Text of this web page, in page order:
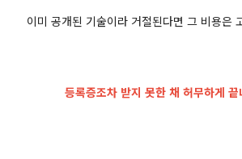
이미 공개된 기술이라 거절된다면 그 비용은
등록증조차 받지 못한 채 허무하게